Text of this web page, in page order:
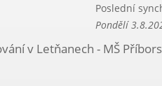
Poslední
Pondělí
v Letňanech - MŠ